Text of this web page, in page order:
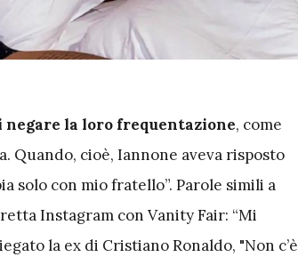
la loro frequentazione, come
Quando, cioè, Iannone aveva risposto
solo con mio fratello”. Parole simili a
Instagram con Vanity Fair: “Mi
la ex di Cristiano Ronaldo, "Non c’è